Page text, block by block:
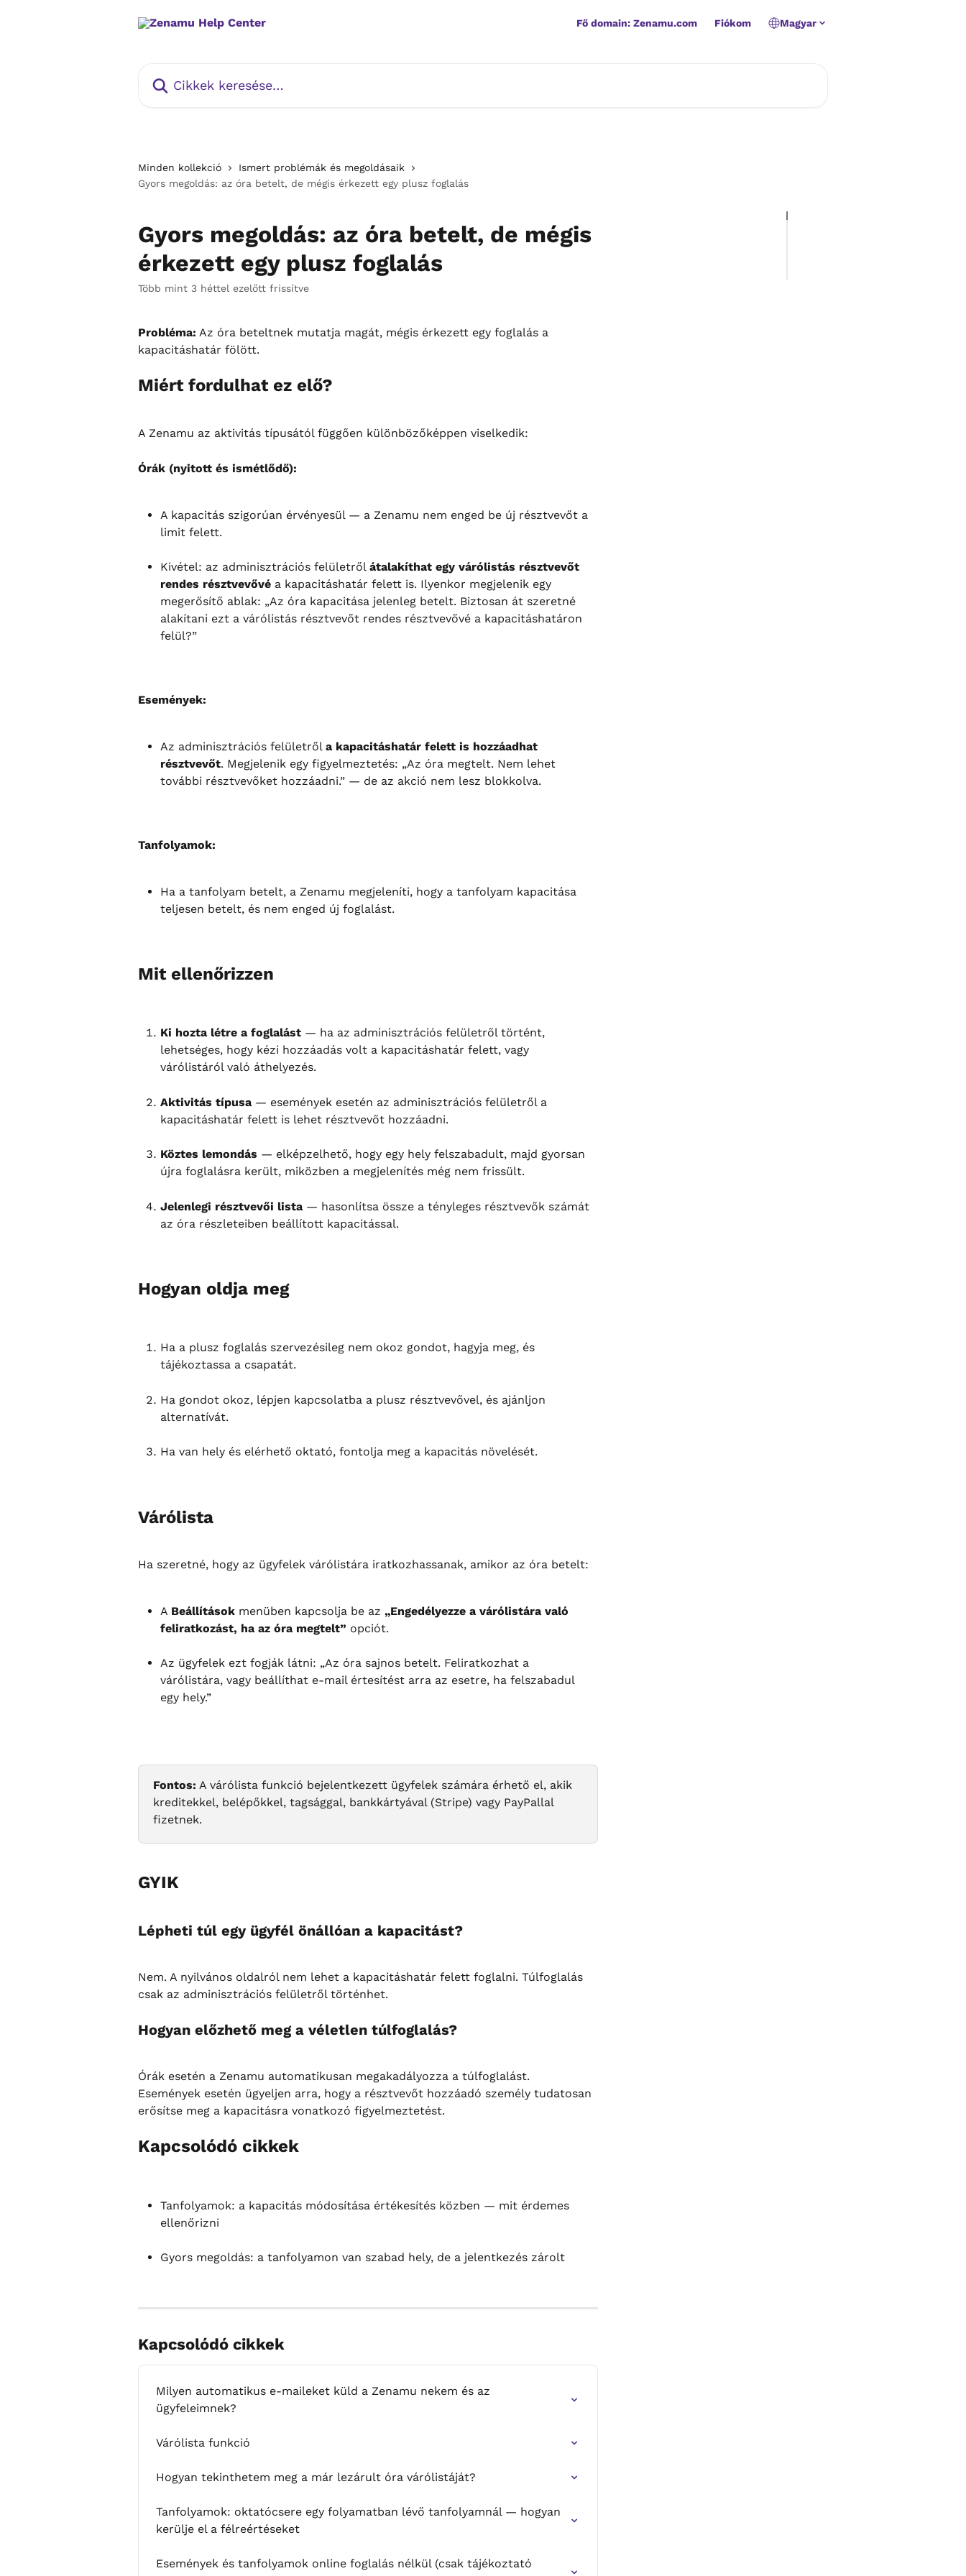
Fő domain: Zenamu.com Fiókom Magyar
Minden kollekció
Ismert problémák és megoldásaik
Gyors megoldás: az óra betelt, de mégis érkezett egy plusz foglalás
Gyors megoldás: az óra betelt, de mégis
érkezett egy plusz foglalás
Több mint 3 héttel ezelőtt frissítve
Probléma: Az óra beteltnek mutatja magát, mégis érkezett egy foglalás a
kapacitáshatár fölött.
Miért fordulhat ez elő?
A Zenamu az aktivitás típusától függően különbözőképpen viselkedik:
Órák (nyitott és ismétlődő):
A kapacitás szigorúan érvényesül — a Zenamu nem enged be új résztvevőt a
limit felett.
Kivétel: az adminisztrációs felületről átalakíthat egy várólistás résztvevőt
rendes résztvevővé a kapacitáshatár felett is. Ilyenkor megjelenik egy
megerősítő ablak: „Az óra kapacitása jelenleg betelt. Biztosan át szeretné
alakítani ezt a várólistás résztvevőt rendes résztvevővé a kapacitáshatáron
felül?”
Események:
Az adminisztrációs felületről a kapacitáshatár felett is hozzáadhat
résztvevőt. Megjelenik egy figyelmeztetés: „Az óra megtelt. Nem lehet
további résztvevőket hozzáadni.” — de az akció nem lesz blokkolva.
Tanfolyamok:
Ha a tanfolyam betelt, a Zenamu megjeleníti, hogy a tanfolyam kapacitása
teljesen betelt, és nem enged új foglalást.
Mit ellenőrizzen
Ki hozta létre a foglalást — ha az adminisztrációs felületről történt,
lehetséges, hogy kézi hozzáadás volt a kapacitáshatár felett, vagy
várólistáról való áthelyezés.
Aktivitás típusa — események esetén az adminisztrációs felületről a
kapacitáshatár felett is lehet résztvevőt hozzáadni.
Köztes lemondás — elképzelhető, hogy egy hely felszabadult, majd gyorsan
újra foglalásra került, miközben a megjelenítés még nem frissült.
Jelenlegi résztvevői lista — hasonlítsa össze a tényleges résztvevők számát
az óra részleteiben beállított kapacitással.
Hogyan oldja meg
Ha a plusz foglalás szervezésileg nem okoz gondot, hagyja meg, és
tájékoztassa a csapatát.
Ha gondot okoz, lépjen kapcsolatba a plusz résztvevővel, és ajánljon
alternatívát.
Ha van hely és elérhető oktató, fontolja meg a kapacitás növelését.
Várólista
Ha szeretné, hogy az ügyfelek várólistára iratkozhassanak, amikor az óra betelt:
A Beállítások menüben kapcsolja be az „Engedélyezze a várólistára való
feliratkozást, ha az óra megtelt” opciót.
Az ügyfelek ezt fogják látni: „Az óra sajnos betelt. Feliratkozhat a
várólistára, vagy beállíthat e-mail értesítést arra az esetre, ha felszabadul
egy hely.”
Fontos: A várólista funkció bejelentkezett ügyfelek számára érhető el, akik
kreditekkel, belépőkkel, tagsággal, bankkártyával (Stripe) vagy PayPallal
fizetnek.
GYIK
Lépheti túl egy ügyfél önállóan a kapacitást?
Nem. A nyilvános oldalról nem lehet a kapacitáshatár felett foglalni. Túlfoglalás
csak az adminisztrációs felületről történhet.
Hogyan előzhető meg a véletlen túlfoglalás?
Órák esetén a Zenamu automatikusan megakadályozza a túlfoglalást.
Események esetén ügyeljen arra, hogy a résztvevőt hozzáadó személy tudatosan
erősítse meg a kapacitásra vonatkozó figyelmeztetést.
Kapcsolódó cikkek
Tanfolyamok: a kapacitás módosítása értékesítés közben — mit érdemes
ellenőrizni
Gyors megoldás: a tanfolyamon van szabad hely, de a jelentkezés zárolt
Kapcsolódó cikkek
Milyen automatikus e-maileket küld a Zenamu nekem és az
ügyfeleimnek?
Várólista funkció
Hogyan tekinthetem meg a már lezárult óra várólistáját?
Tanfolyamok: oktatócsere egy folyamatban lévő tanfolyamnál — hogyan
kerülje el a félreértéseket
Események és tanfolyamok online foglalás nélkül (csak tájékoztató